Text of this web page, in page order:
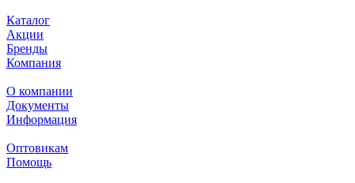
Каталог
Акции
Бренды
Компания
О компании
Документы
Информация
Оптовикам
Помощь